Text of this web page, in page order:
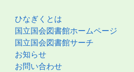
ひなぎくとは
国立国会図書館ホームページ
国立国会図書館サーチ
お知らせ
お問い合わせ